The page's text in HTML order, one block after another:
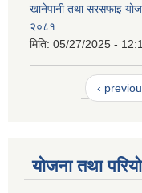
खानेपानी तथा सरसफाइ
२०८१
मिति: 05/27/2025 -
‹
योजना तथा